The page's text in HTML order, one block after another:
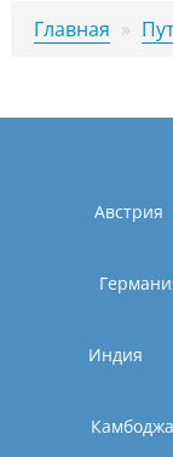
Главная »
Австрия
Индия
Камбоджа